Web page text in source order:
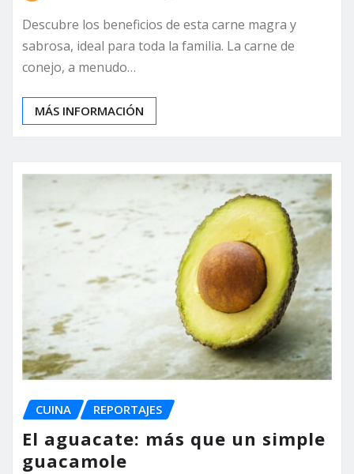
Descubre los beneficios de esta carne magra y
sabrosa, ideal para toda la familia. La carne de
conejo, a menudo…
MÁS INFORMACIÓN
CUINA REPORTAJES
El aguacate: más que un simple
guacamole